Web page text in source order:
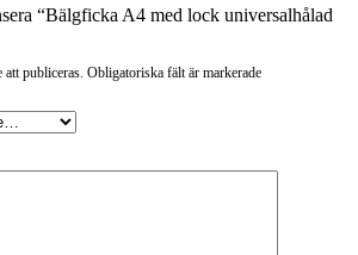
“Bälgficka A4 med lock universalhålad
publiceras. Obligatoriska fält är markerade